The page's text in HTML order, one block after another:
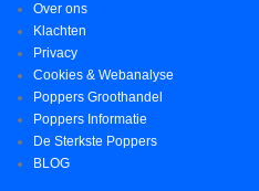
Over ons
Klachten
Privacy
Cookies & Webanalyse
Poppers Groothandel
Poppers Informatie
De Sterkste Poppers
BLOG